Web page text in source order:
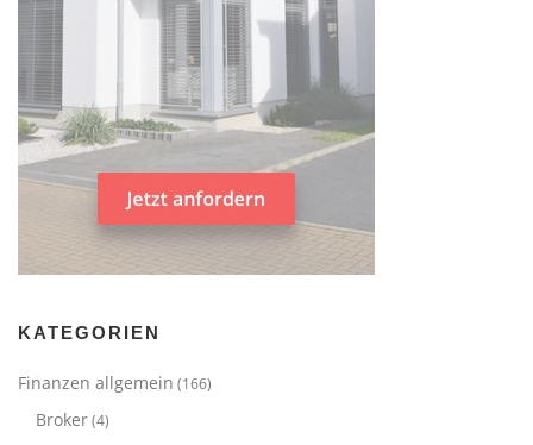
KATEGORIEN
Finanzen allgemein (166)
Broker(4)